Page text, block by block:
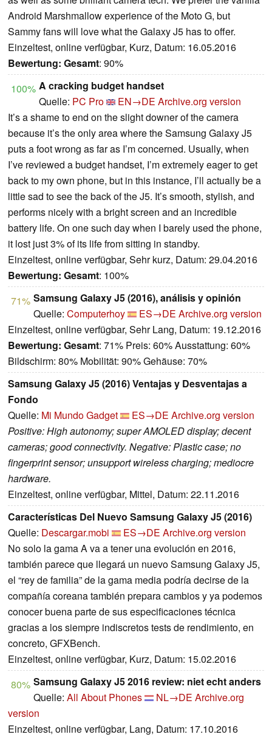
Android Marshmallow experience of the Moto G, but
Sammy fans will love what the Galaxy J5 has to offer.
Einzeltest, online verfügbar, Kurz, Datum: 16.05.2016
Bewertung: Gesamt: 90%
100% A cracking budget handset
Quelle: PC Pro EN→DE Archive.org version
It’s a shame to end on the slight downer of the camera
because it’s the only area where the Samsung Galaxy J5
puts a foot wrong as far as I’m concerned. Usually, when
I’ve reviewed a budget handset, I’m extremely eager to get
back to my own phone, but in this instance, I’ll actually be a
little sad to see the back of the J5. It’s smooth, stylish, and
performs nicely with a bright screen and an incredible
battery life. On one such day when I barely used the phone,
it lost just 3% of its life from sitting in standby.
Einzeltest, online verfügbar, Sehr kurz, Datum: 29.04.2016
Bewertung: Gesamt: 100%
71% Samsung Galaxy J5 (2016), análisis y opinión
Quelle: Computerhoy ES→DE Archive.org version
Einzeltest, online verfügbar, Sehr Lang, Datum: 19.12.2016
Bewertung: Gesamt: 71% Preis: 60% Ausstattung: 60%
Bildschirm: 80% Mobilität: 90% Gehäuse: 70%
Samsung Galaxy J5 (2016) Ventajas y Desventajas a
Fondo
Quelle: Mi Mundo Gadget ES→DE Archive.org version
Positive: High autonomy; super AMOLED display; decent
cameras; good connectivity. Negative: Plastic case; no
fingerprint sensor; unsupport wireless charging; mediocre
hardware.
Einzeltest, online verfügbar, Mittel, Datum: 22.11.2016
Características Del Nuevo Samsung Galaxy J5 (2016)
Quelle: Descargar.mobi ES→DE Archive.org version
No solo la gama A va a tener una evolución en 2016,
también parece que llegará un nuevo Samsung Galaxy J5,
el “rey de familia” de la gama media podría decirse de la
compañía coreana también prepara cambios y ya podemos
conocer buena parte de sus especificaciones técnica
gracias a los siempre indiscretos tests de rendimiento, en
concreto, GFXBench.
Einzeltest, online verfügbar, Kurz, Datum: 15.02.2016
80% Samsung Galaxy J5 2016 review: niet echt anders
Quelle: All About Phones NL→DE Archive.org
version
Einzeltest, online verfügbar, Lang, Datum: 17.10.2016